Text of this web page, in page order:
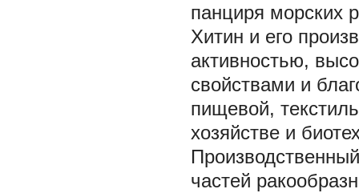
панциря морских
Хитин и его
активностью,
свойствами и
пищевой,
хозяйстве и
частей